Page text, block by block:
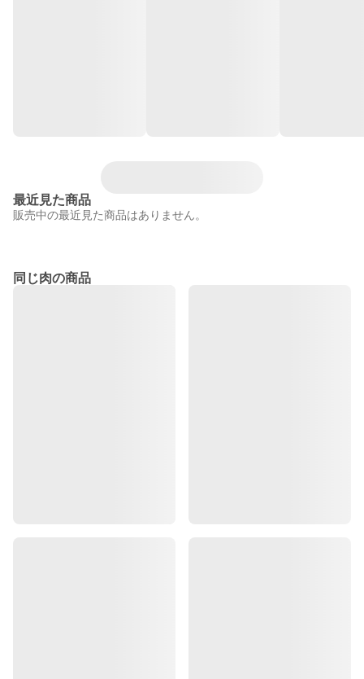
最近見た商品
販売中の最近見た商品はありません。
同じ肉の商品